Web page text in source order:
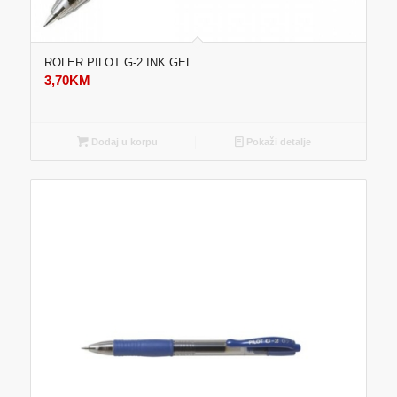
ROLER PILOT G-2 INK GEL
3,70KM
Dodaj u korpu Pokaži detalje